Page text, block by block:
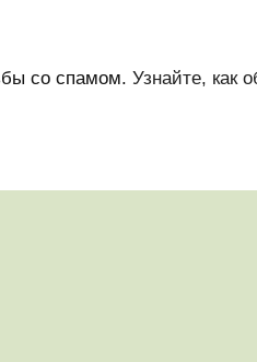
со спамом. Узнайте, как